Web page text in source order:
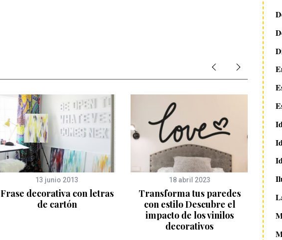
13 junio 2013
Frase decorativa con letras
de cartón
18 abril 2023
Transforma tus paredes
con estilo Descubre el
impacto de los vinilos
decorativos